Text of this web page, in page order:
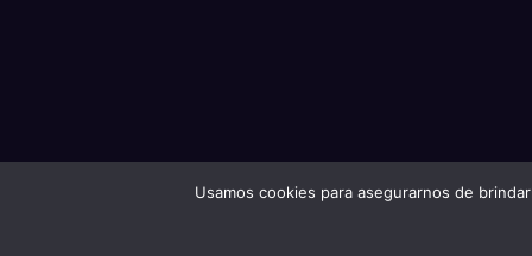
Usamos cookies para asegurarnos de